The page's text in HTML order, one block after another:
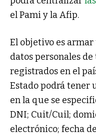
el Pami y la Afip.
El objetivo es
datos personales
registrados en el
Estado podrá tener
en la que se
DNI; Cuit/Cuil;
electrónico; fecha